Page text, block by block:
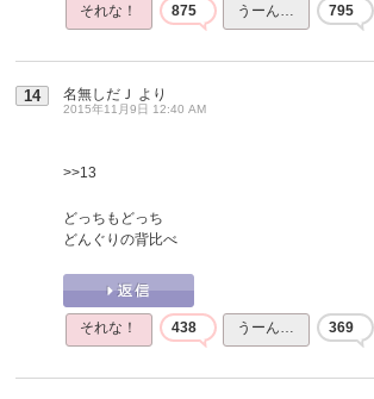
それな！ 875 うーん… 795
14 名無しだＪ より
2015年11月9日 12:40 AM
>>13
どっちもどっち
どんぐりの背比べ
それな！ 438 うーん… 369